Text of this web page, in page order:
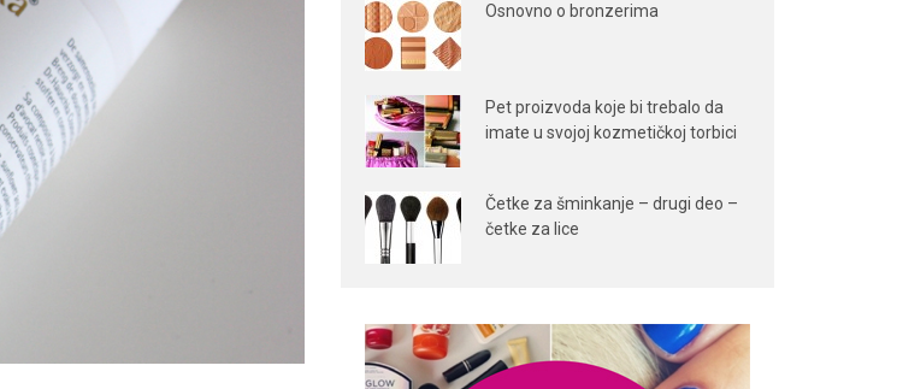
Osnovno o bronzerima
Pet proizvoda koje bi trebalo da
imate u svojoj kozmetičkoj torbici
Četke za šminkanje – drugi deo –
četke za lice